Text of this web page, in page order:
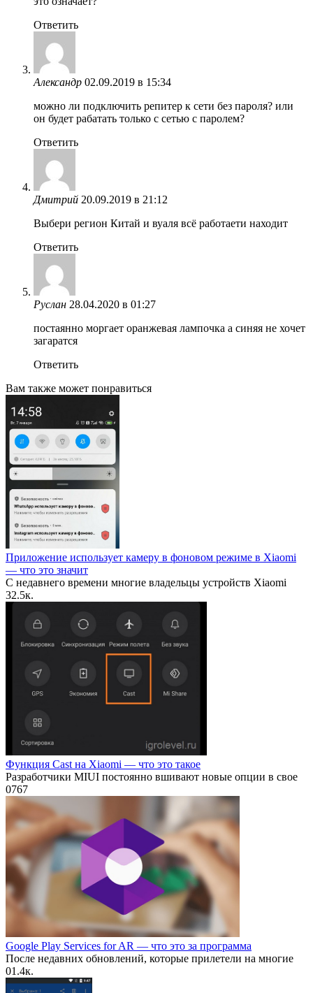
Ответить
Александр 02.09.2019 в 15:34
можно ли подключить репитер к сети без пароля? или
он будет рабатать только с сетью с паролем?
Ответить
Дмитрий 20.09.2019 в 21:12
Выбери регион Китай и вуаля всё работаети находит
Ответить
Руслан 28.04.2020 в 01:27
постаянно моргает оранжевая лампочка а синяя не хочет
загаратся
Ответить
Вам также может понравиться
Приложение использует камеру в фоновом режиме в Xiaomi
— что это значит
С недавнего времени многие владельцы устройств Xiaomi
32.5к.
Функция Cast на Xiaomi — что это такое
Разработчики MIUI постоянно вшивают новые опции в свое
0767
Google Play Services for AR — что это за программа
После недавних обновлений, которые прилетели на многие
01.4к.